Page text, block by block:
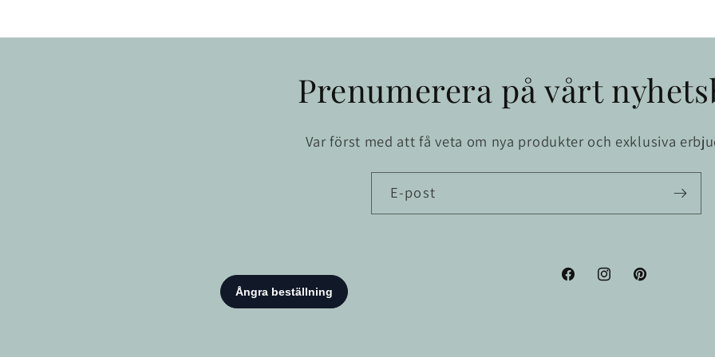
Prenumerera på vårt
Var först med att få veta om nya produkter och exklusiva
E-post
FacebookInstagramPinterest